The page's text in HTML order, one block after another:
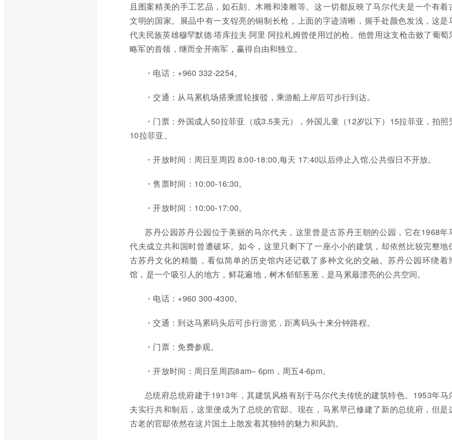
且图案精美的手工艺品，如石刻、木雕和漆雕等。这一切都反映了马尔代夫是一个有着
文明的国家。展品中有一支锃亮的铜制长枪，上面的字迹清晰，握手处颜色发浅，这是
代夫民族英雄穆罕默德·塔库拉夫·阿里·阿拉札姆曾使用过的枪。他曾用这支枪击败了葡萄
略军的首领，继而全开南军，赢得自由和独立。
・电话：+960 332-2254。
・交通：从马累机场搭乘渡轮接驳，乘游船上岸后可步行到达。
・门票：外国成人50拉菲亚（或3.5美元），外国儿童（12岁以下）15拉菲亚，拍照
10拉菲亚。
・开放时间：周日至周四 8:00-18:00,每天 17:40以后停止入馆,公共假日不开放。
・售票时间：10:00-16:30。
・开放时间：10:00-17:00。
苏丹公园苏丹公园位于美丽的马尔代夫，这里曾是古苏丹王朝的公园，它在1968年
代夫成立共和国时曾遭破坏。如今，这里只剩下了一座小小的建筑，却依然比较完整地
古苏丹文化的精髓，看似简单的历史馆内还记载了多种文化的交融。苏丹公园环绕着
馆，是一个吸引人的地方，鲜花遍地，树木郁郁葱葱，是马累最漂亮的公共空间。
・电话：+960 300-4300。
・交通：到达马累码头后可步行游览，距离码头十来分钟路程。
・门票：免费参观。
・开放时间：周日至周四8am– 6pm，周五4-6pm。
总统府总统府建于1913年，其建筑风格有别于马尔代夫传统的建筑特色。1953年马
夫实行共和制后，这里便成为了总统的官邸。现在，马累早已修建了新的总统府，但是
古老的官邸依然在这片国土上散发着其独特的魅力和风韵。